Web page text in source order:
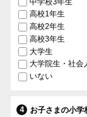
高校1年生
高校2年生
高校3年生
大学生
大学院生・社会
いない
お子さまの小学